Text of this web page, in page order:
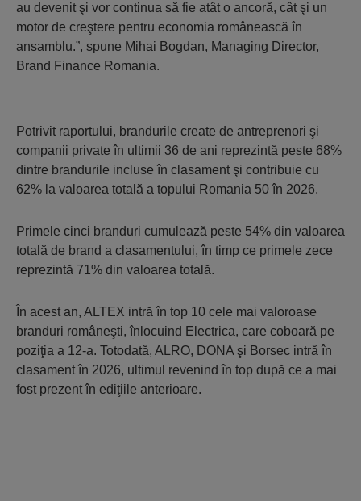
au devenit şi vor continua să fie atât o ancoră, cât şi un
motor de creştere pentru economia românească în
ansamblu.”, spune Mihai Bogdan, Managing Director,
Brand Finance Romania.
Potrivit raportului, brandurile create de antreprenori şi
companii private în ultimii 36 de ani reprezintă peste 68%
dintre brandurile incluse în clasament şi contribuie cu
62% la valoarea totală a topului Romania 50 în 2026.
Primele cinci branduri cumulează peste 54% din valoarea
totală de brand a clasamentului, în timp ce primele zece
reprezintă 71% din valoarea totală.
În acest an, ALTEX intră în top 10 cele mai valoroase
branduri româneşti, înlocuind Electrica, care coboară pe
poziţia a 12-a. Totodată, ALRO, DONA şi Borsec intră în
clasament în 2026, ultimul revenind în top după ce a mai
fost prezent în ediţiile anterioare.